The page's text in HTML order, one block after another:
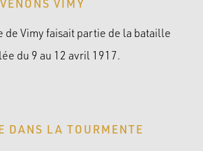
VIMY
de Vimy faisait partie de la bataille
du 9 au 12 avril 1917.
DANS LA TOURMENTE